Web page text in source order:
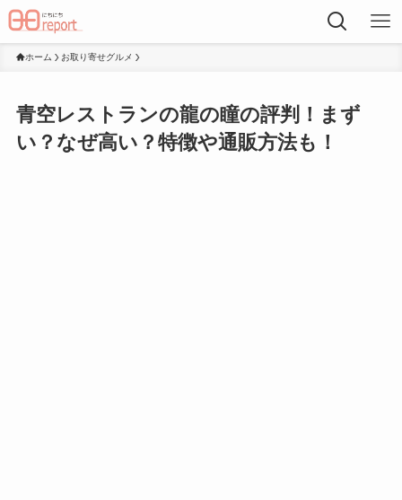
ホーム お取り寄せグルメ
青空レストランの龍の瞳の評判！まず
い？なぜ高い？特徴や通販方法も！